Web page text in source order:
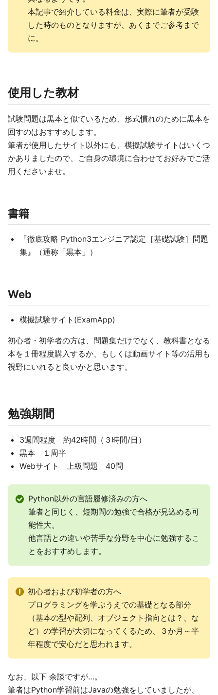
本記事で紹介している料金は、実際に筆者が受験
した時のものとなりますが、あくまでご参考まで
に。
使用した教材
試験問題は黒本と似ているため、形式慣れのために黒本を
回すのはおすすめします。
筆者が使用したサイト以外にも、模擬試験サイトはいくつ
かありましたので、ご自身の環境に合わせてお好みでご活
用くださいませ。
書籍
『徹底攻略 Python3エンジニア認定［基礎試験］問題
集』（通称「黒本」）
Web
模擬試験サイト(ExamApp)
初心者・初学者の方は、問題集だけでなく、教科書となる
本を１冊程度購入するか、もしくは動画サイト等の活用も
視野にいれると良いかと思います。
勉強期間
3週間程度 約42時間（３時間/日）
黒本 １周半
Webサイト 上級問題 40問
Python以外の言語履修済みの方へ
筆者と同じく、短期間の勉強で合格が見込める可
能性大。
他言語との違いや苦手な分野を中心に勉強するこ
とをおすすめします。
初心者および初学者の方へ
プログラミングを学ぶうえでの基礎となる部分
（基本の型や配列、オブジェクト指向とは？、な
ど）の学習が大切になってくるため、３か月～半
年程度で安心だと思われます。
なお、以下 余談ですが…。
筆者はPython学習前はJavaの勉強をしていましたが、